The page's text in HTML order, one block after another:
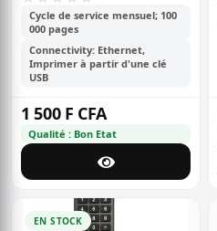
Cycle de service mensuel; 100
000 pages
Connectivity: Ethernet,
Imprimer à partir d'une clé
USB
1 500 F CFA
Qualité : Bon Etat
EN STOCK